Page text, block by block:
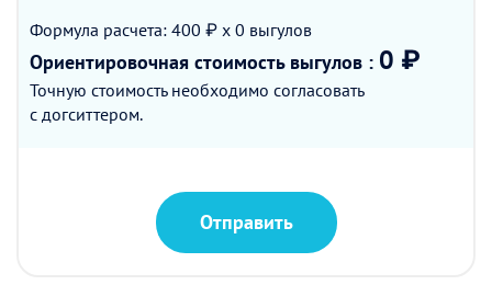
Формула расчета: 400 ₽ x 0 выгулов
Ориентировочная стоимость выгулов : 0 ₽
Точную стоимость необходимо согласовать
с догситтером.
Отправить